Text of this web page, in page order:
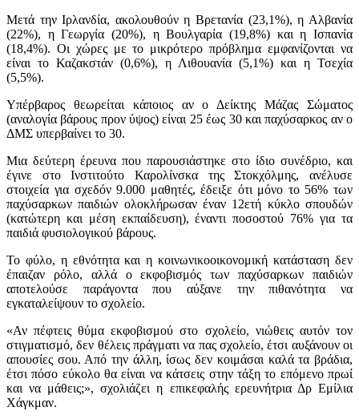
Μετά την Ιρλανδία, ακολουθούν η Βρετανία (23,1%), η Αλβανία
(22%), η Γεωργία (20%), η Βουλγαρία (19,8%) και η Ισπανία
(18,4%). Οι χώρες με το μικρότερο πρόβλημα εμφανίζονται να
είναι το Καζακστάν (0,6%), η Λιθουανία (5,1%) και η Τσεχία
(5,5%).
Υπέρβαρος θεωρείται κάποιος αν ο Δείκτης Μάζας Σώματος
(αναλογία βάρους προν ύψος) είναι 25 έως 30 και παχύσαρκος αν ο
ΔΜΣ υπερβαίνει το 30.
Μια δεύτερη έρευνα που παρουσιάστηκε στο ίδιο συνέδριο, και
έγινε στο Ινστιτούτο Καρολίνσκα της Στοκχόλμης, ανέλυσε
στοιχεία για σχεδόν 9.000 μαθητές, έδειξε ότι μόνο το 56% των
παχύσαρκων παιδιών ολοκλήρωσαν έναν 12ετή κύκλο σπουδών
(κατώτερη και μέση εκπαίδευση), έναντι ποσοστού 76% για τα
παιδιά φυσιολογικού βάρους.
Το φύλο, η εθνότητα και η κοινωνικοοικονομική κατάσταση δεν
έπαιζαν ρόλο, αλλά ο εκφοβισμός των παχύσαρκων παιδιών
αποτελούσε παράγοντα που αύξανε την πιθανότητα να
εγκαταλείψουν το σχολείο.
«Αν πέφτεις θύμα εκφοβισμού στο σχολείο, νιώθεις αυτόν τον
στιγματισμό, δεν θέλεις πράγματι να πας σχολείο, έτσι αυξάνουν οι
απουσίες σου. Από την άλλη, ίσως δεν κοιμάσαι καλά τα βράδια,
έτσι πόσο εύκολο θα είναι να κάτσεις στην τάξη το επόμενο πρωί
και να μάθεις;», σχολιάζει η επικεφαλής ερευνήτρια Δρ Εμίλια
Χάγκμαν.